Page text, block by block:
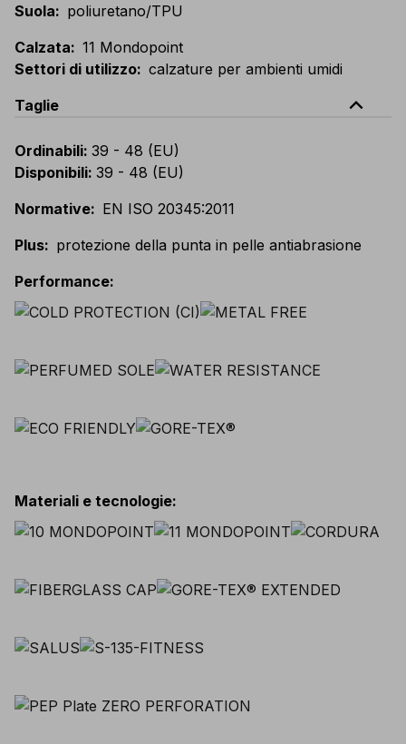
Suola: poliuretano/TPU
Calzata: 11 Mondopoint
Settori di utilizzo: calzature per ambienti umidi
Taglie
expand_less
Ordinabili: 39 - 48 (EU)
Disponibili: 39 - 48 (EU)
Normative: EN ISO 20345:2011
Plus: protezione della punta in pelle antiabrasione
Performance:
Materiali e tecnologie: